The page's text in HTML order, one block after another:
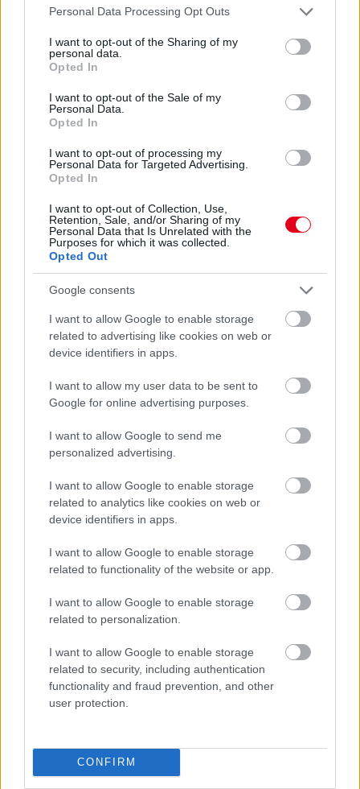
Please note that this website/app uses one or more Google
not limited to your visit or usage behaviour. You may click to
grant or deny consent to Google and its third-party tags to
use your data for below specified purposes in below Google
consent section.
Personal Data Processing Opt Outs
I want to opt-out of the Sharing of my
personal data.
Opted In
I want to opt-out of the Sale of my
Personal Data.
Opted In
I want to opt-out of processing my
Personal Data for Targeted Advertising.
Opted In
I want to opt-out of Collection, Use,
Retention, Sale, and/or Sharing of my
Personal Data that Is Unrelated with the
Purposes for which it was collected.
Opted Out
Google consents
I want to allow Google to enable storage
related to advertising like cookies on web or
device identifiers in apps.
I want to allow my user data to be sent to
Google for online advertising purposes.
I want to allow Google to send me
personalized advertising.
I want to allow Google to enable storage
related to analytics like cookies on web or
device identifiers in apps.
I want to allow Google to enable storage
related to functionality of the website or app.
I want to allow Google to enable storage
related to personalization.
I want to allow Google to enable storage
related to security, including authentication
functionality and fraud prevention, and other
user protection.
CONFIRM
Az F1-es Német Nagydíj „mindenképpen megvalósul”
Domenicali szerint
„Jó látni, hogy közel az álom” – Camara az F1-es
pletykákról